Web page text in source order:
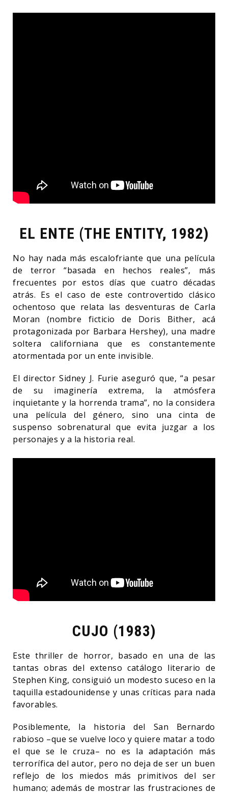
EL ENTE (THE ENTITY, 1982)
No hay nada más escalofriante que una película
de terror “basada en hechos reales”, más
frecuentes por estos días que cuatro décadas
atrás. Es el caso de este controvertido clásico
ochentoso que relata las desventuras de Carla
Moran (nombre ficticio de Doris Bither, acá
protagonizada por Barbara Hershey), una madre
soltera californiana que es constantemente
atormentada por un ente invisible.
El director Sidney J. Furie aseguró que, “a pesar
de su imaginería extrema, la atmósfera
inquietante y la horrenda trama”, no la considera
una película del género, sino una cinta de
suspenso sobrenatural que evita juzgar a los
personajes y a la historia real.
CUJO (1983)
Este thriller de horror, basado en una de las
tantas obras del extenso catálogo literario de
Stephen King, consiguió un modesto suceso en la
taquilla estadounidense y unas críticas para nada
favorables.
Posiblemente, la historia del San Bernardo
rabioso –que se vuelve loco y quiere matar a todo
el que se le cruza– no es la adaptación más
terrorífica del autor, pero no deja de ser un buen
reflejo de los miedos más primitivos del ser
humano; además de mostrar las frustraciones de